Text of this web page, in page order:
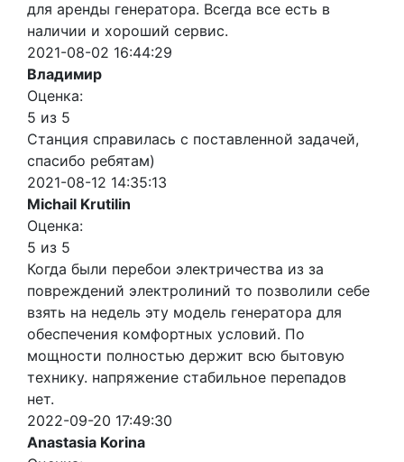
для аренды генератора. Всегда все есть в
наличии и хороший сервис.
2021-08-02 16:44:29
Владимир
Оценка:
5 из 5
Станция справилась с поставленной задачей,
спасибо ребятам)
2021-08-12 14:35:13
Michail Krutilin
Оценка:
5 из 5
Когда были перебои электричества из за
повреждений электролиний то позволили себе
взять на недель эту модель генератора для
обеспечения комфортных условий. По
мощности полностью держит всю бытовую
технику. напряжение стабильное перепадов
нет.
2022-09-20 17:49:30
Anastasia Korina